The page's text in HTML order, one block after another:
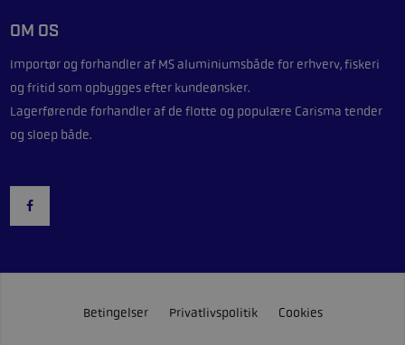
OM OS
Importør og forhandler af MS aluminiumsbåde for erhverv, fiskeri
og fritid som opbygges efter kundeønsker.
Lagerførende forhandler af de flotte og populære Carisma tender
og sloep både.
Betingelser Privatlivspolitik Cookies